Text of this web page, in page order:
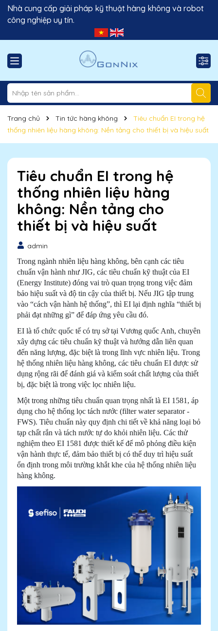
Nhà cung cấp giải pháp kỹ thuật hàng không và robot
công nghiệp uy tín.
Trang chủ Tin tức hàng không
Tiêu chuẩn EI trong hệ
thống nhiên liệu hàng không: Nền tảng cho thiết bị và hiệu suất
Tiêu chuẩn EI trong hệ
thống nhiên liệu hàng
không: Nền tảng cho
thiết bị và hiệu suất
admin
Trong ngành nhiên liệu hàng không, bên cạnh các tiêu
chuẩn vận hành như JIG, các tiêu chuẩn kỹ thuật của EI
(Energy Institute) đóng vai trò quan trọng trong việc đảm
bảo hiệu suất và độ tin cậy của thiết bị. Nếu JIG tập trung
vào “cách vận hành hệ thống”, thì EI lại định nghĩa “thiết bị
phải đạt những gì” để đáp ứng yêu cầu đó.
EI là tổ chức quốc tế có trụ sở tại Vương quốc Anh, chuyên
xây dựng các tiêu chuẩn kỹ thuật và hướng dẫn liên quan
đến năng lượng, đặc biệt là trong lĩnh vực nhiên liệu. Trong
hệ thống nhiên liệu hàng không, các tiêu chuẩn EI được sử
dụng rộng rãi để đánh giá và kiểm soát chất lượng của thiết
bị, đặc biệt là trong việc lọc nhiên liệu.
Một trong những tiêu chuẩn quan trọng nhất là EI 1581, áp
dụng cho hệ thống lọc tách nước (filter water separator -
FWS). Tiêu chuẩn này quy định chi tiết về khả năng loại bỏ
tạp chất rắn và tách nước tự do khỏi nhiên liệu. Các thử
nghiệm theo EI 1581 được thiết kế để mô phỏng điều kiện
vận hành thực tế, đảm bảo thiết bị có thể duy trì hiệu suất
ổn định trong môi trường khắt khe của hệ thống nhiên liệu
hàng không.